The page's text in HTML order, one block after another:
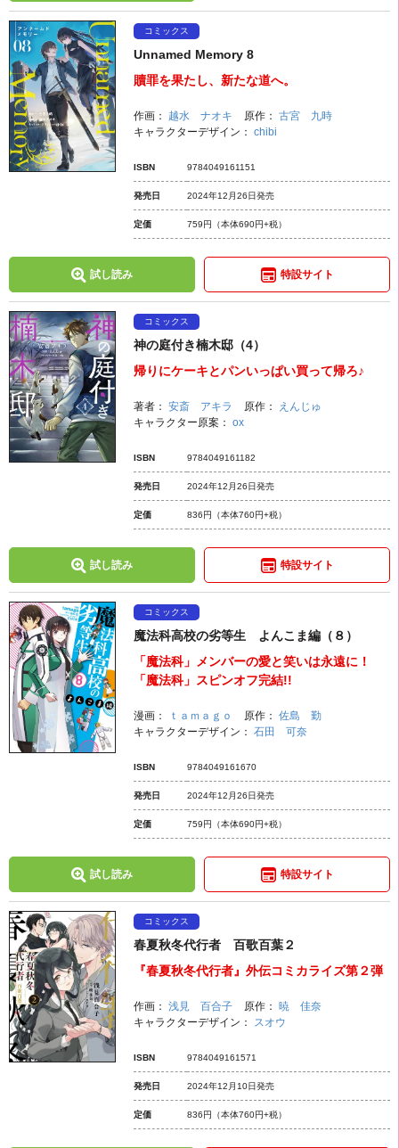
コミックス
Unnamed Memory 8
贖罪を果たし、新たな道へ。
作画： 越水 ナオキ 原作： 古宮 九時
キャラクターデザイン： chibi
ISBN 9784049161151
発売日 2024年12月26日発売
定価 759円 （本体690円+税）
試し読み 特設サイト
コミックス
神の庭付き楠木邸（4）
帰りにケーキとパンいっぱい買って帰ろ♪
著者： 安斎 アキラ 原作：
えんじゅ
キャラクター原案： ox
ISBN 9784049161182
発売日 2024年12月26日発売
定価 836円 （本体760円+税）
試し読み 特設サイト
コミックス
魔法科高校の劣等生 よんこま編（８）
「魔法科」メンバーの愛と笑いは永遠に！
「魔法科」スピンオフ完結!!
漫画： ｔａｍａｇｏ 原作： 佐島 勤
キャラクターデザイン： 石田 可奈
ISBN 9784049161670
発売日 2024年12月26日発売
定価 759円 （本体690円+税）
試し読み 特設サイト
コミックス
春夏秋冬代行者 百歌百葉２
『春夏秋冬代行者』外伝コミカライズ第２弾
作画： 浅見 百合子 原作： 暁 佳奈
キャラクターデザイン： スオウ
ISBN 9784049161571
発売日 2024年12月10日発売
定価 836円 （本体760円+税）